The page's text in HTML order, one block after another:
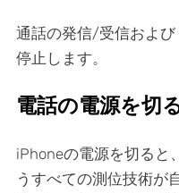
通話の発信/受信およ
停止します。
電話の電源を切
iPhoneの電源を切ると
うすべての測位技術が